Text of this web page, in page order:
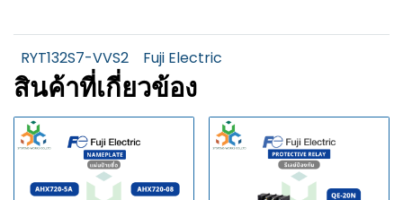
RYT132S7-VVS2 Fuji Electric
สินค้าที่เกี่ยวข้อง